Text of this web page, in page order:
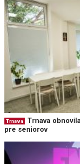
Trnava
Trnava
pre seniorov